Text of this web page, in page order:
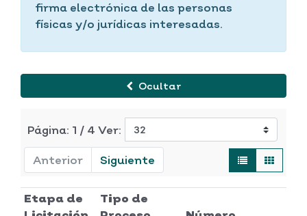
firma electrónica de las personas
físicas y/o jurídicas interesadas.
Ocultar
Página: 1 / 4 Ver:
Anterior Siguiente
Etapa de
Tipo de